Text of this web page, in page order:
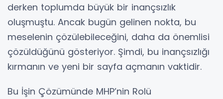
derken toplumda büyük bir inançsızlık
oluşmuştu. Ancak bugün gelinen nokta, bu
meselenin çözülebileceğini, daha da önemlisi
çözüldüğünü gösteriyor. Şimdi, bu inançsızlığı
kırmanın ve yeni bir sayfa açmanın vaktidir.
Bu İşin Çözümünde MHP’nin Rolü